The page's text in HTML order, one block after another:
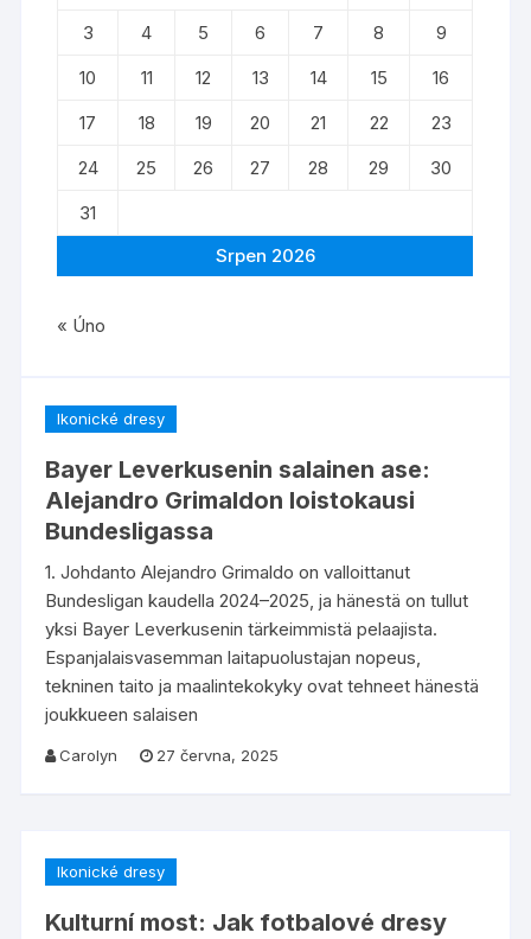
Ikonické dresy
Bayer Leverkusenin salainen ase:
Alejandro Grimaldon loistokausi
Bundesligassa
1. Johdanto Alejandro Grimaldo on valloittanut
Bundesligan kaudella 2024–2025, ja hänestä on tullut
yksi Bayer Leverkusenin tärkeimmistä pelaajista.
Espanjalaisvasemman laitapuolustajan nopeus,
tekninen taito ja maalintekokyky ovat tehneet hänestä
joukkueen salaisen
Carolyn 27 června, 2025
Ikonické dresy
Kulturní most: Jak fotbalové dresy
Srpen 2026
3
4 5 6 7 8
9
10
11 12 13 14 15
16
17
18 19 20 21 22
23
24
25 26 27 28 29
30
31
« Úno